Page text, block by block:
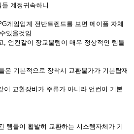
계정귀속하니
게임업계 전반트렌드를 보면 메이플 자체
있을것임
, 언컨같이 장교불템이 매우 정상적인 템들
은 기본적으로 장착시 교환불가가 기본탑재
이 교환장비가 주류가 아니라 언컨이 기본
템들이 활발히 교환하는 시스템자체가 기